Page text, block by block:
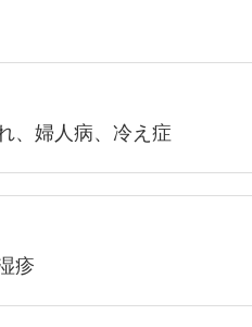
、婦人病、冷え症
ンケア、湿疹 創